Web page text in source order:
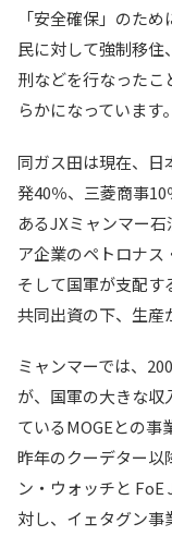
「安全確保」のた
民に対して強制移
刑などを行なったこ
らかになっています。
同ガス田は現在、日
発40％、三菱商事
あるJXミャンマー
ア企業のペトロナス
そして国軍が支配す
共同出資の下、生産
ミャンマーでは、
が、国軍の大きな収
ているMOGEとの事
昨年のクーデター以
ン・ウォッチと
対し、イェタグン